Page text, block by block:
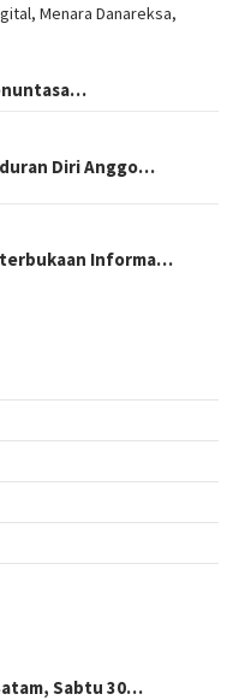
Diri Anggo…
Informa…
Sabtu 30…